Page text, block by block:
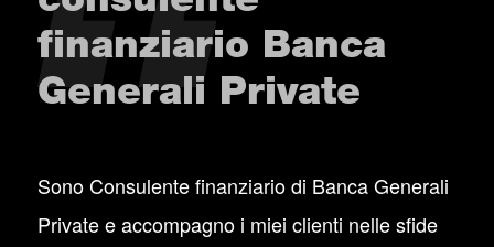
finanziario Banca
Generali Private
Sono Consulente finanziario di Banca Generali
Private e accompagno i miei clienti nelle sfide